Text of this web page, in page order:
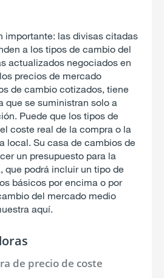
importante: las divisas citadas
a los tipos de cambio del
actualizados negociados en
precios de mercado
de cambio cotizados, tiene
que se suministran solo a
Puede que los tipos de
coste real de la compra o la
local. Su casa de cambios de
un presupuesto para la
que podrá incluir un tipo de
básicos por encima o por
del mercado medio
aquí.
de precio de coste